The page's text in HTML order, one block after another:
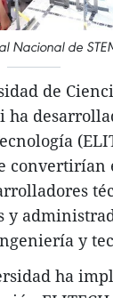
Nacional de
de
ha
convertirían
y
y
ha